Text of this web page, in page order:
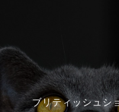
ブリティッシュシ